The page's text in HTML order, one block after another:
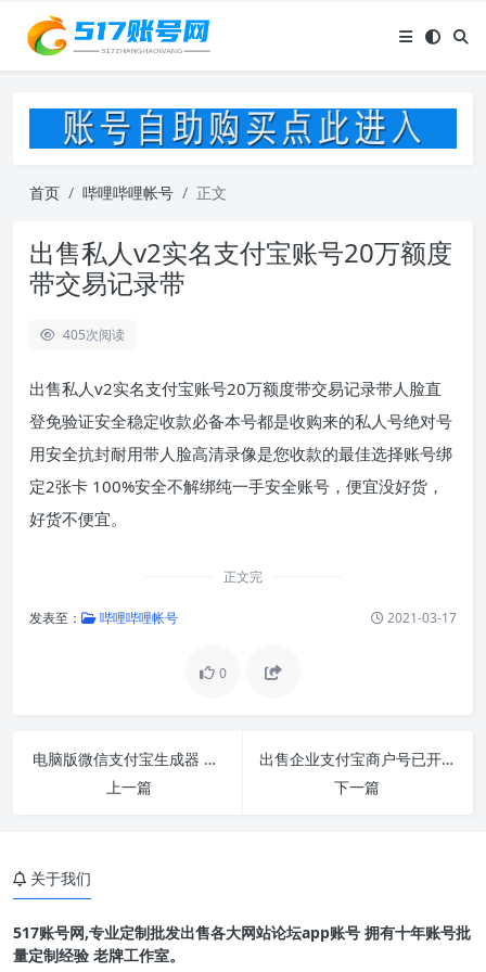
首页 哔哩哔哩帐号 正文
出售私人v2实名支付宝账号20万额度
带交易记录带
405次阅读
出售私人v2实名支付宝账号20万额度带交易记录带人脸直
登免验证安全稳定收款必备本号都是收购来的私人号绝对号
用安全抗封耐用带人脸高清录像是您收款的最佳选择账号绑
定2张卡 100%安全不解绑纯一手安全账号，便宜没好货，
好货不便宜。
正文完
发表至： 哔哩哔哩帐号 2021-03-17
0
电脑版微信支付宝生成器 支持对话/收款/转账一
上一篇
出售企业支付宝商户号已开通即pc端即时到帐支付
下一篇
关于我们
517账号网,专业定制批发出售各大网站论坛app账号 拥有十年账号批
量定制经验 老牌工作室。